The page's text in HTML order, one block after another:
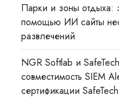
Парки и зоны отдыха:
помощью ИИ сайты
развлечений
NGR Softlab и
совместимость SIEM
сертификации